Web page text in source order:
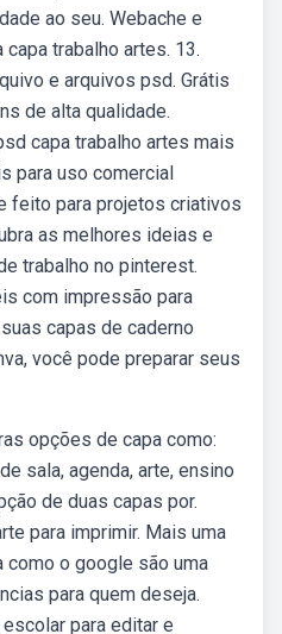
ao seu. Webache e
trabalho artes. 13.
e arquivos psd. Grátis
de alta qualidade.
capa trabalho artes mais
para uso comercial
feito para projetos criativos
as melhores ideias e
trabalho no pinterest.
com impressão para
capas de caderno
você pode preparar seus
opções de capa como:
sala, agenda, arte, ensino
de duas capas por.
para imprimir. Mais uma
o google são uma
para quem deseja.
para editar e